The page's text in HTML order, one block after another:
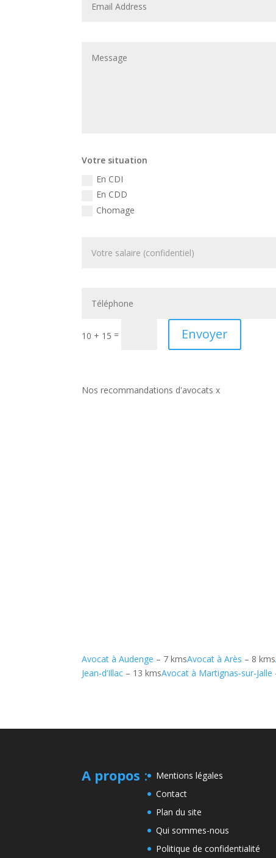
Votre situation
En CDI
En CDD
Chomage
10 + 15 = Envoyer
Nos recommandations d'avocats x
Avocat à Audenge – 7 kmsAvocat à Arès – 8 kms
Jean-d’Illac – 13 kmsAvocat à Martignas-sur-Jalle
A propos :
Mentions légales
Contact
Plan du site
Qui sommes-nous
Politique de confidentialité